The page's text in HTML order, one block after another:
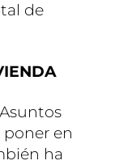
de
poner en
ha